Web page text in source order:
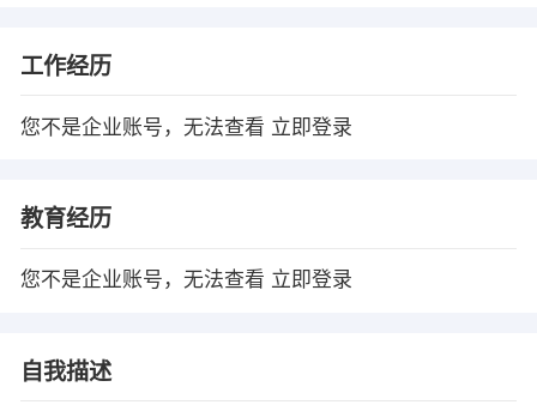
工作经历
您不是企业账号，无法查看 立即登录
教育经历
您不是企业账号，无法查看 立即登录
自我描述